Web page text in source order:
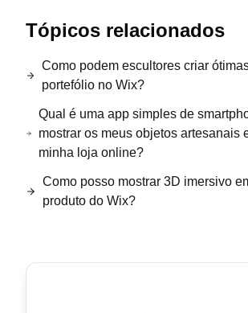
Tópicos relacionados
Como podem escultores criar
portefólio no Wix?
Qual é uma app simples de
mostrar os meus objetos artesanais
minha loja online?
Como posso mostrar 3D imersivo
produto do Wix?